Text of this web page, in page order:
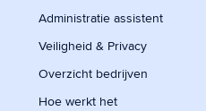
Administratie assistent
Veiligheid & Privacy
Overzicht bedrijven
Hoe werkt het